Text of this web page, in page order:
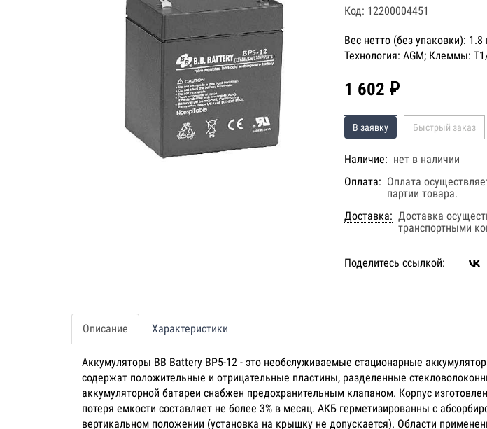
Код: 12200004451
Вес нетто (без упаковки):
Технология: AGM; Клеммы:
1 602 ₽
В заявку Быстрый заказ
Наличие: нет в наличии
Оплата: Оплата
партии товара.
Доставка: Доставка
транспортными
Поделитесь ссылкой:
Описание Характеристики
Аккумуляторы BB Battery BP5-12 - это необслуживаемые стационарные
содержат положительные и отрицательные пластины, разделенные
аккумуляторной батареи снабжен предохранительным клапаном. Корпус
потеря емкости составляет не более 3% в месяц. АКБ герметизированны с
вертикальном положении (установка на крышку не допускается). Области